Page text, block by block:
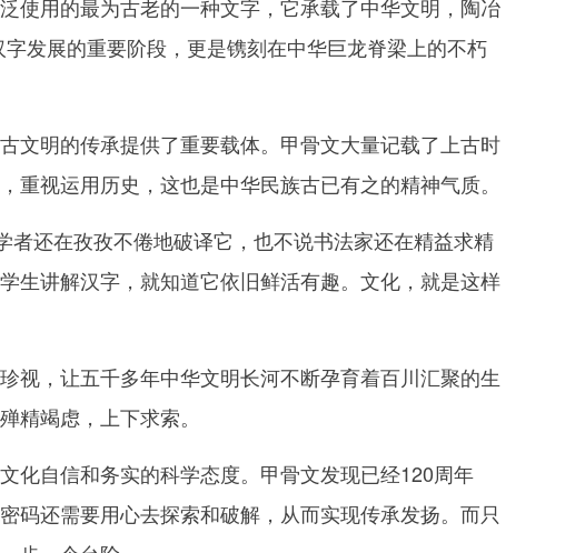
用的最为古老的一种文字，它承载了中华文明，陶冶
发展的重要阶段，更是镌刻在中华巨龙脊梁上的不朽
明的传承提供了重要载体。甲骨文大量记载了上古时
视运用历史，这也是中华民族古已有之的精神气质。
还在孜孜不倦地破译它，也不说书法家还在精益求精
生讲解汉字，就知道它依旧鲜活有趣。文化，就是这样
，让五千多年中华文明长河不断孕育着百川汇聚的生
竭虑，上下求索。
自信和务实的科学态度。甲骨文发现已经120周年
码还需要用心去探索和破解，从而实现传承发扬。而只